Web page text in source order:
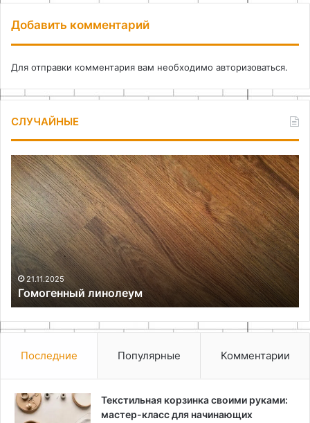
Добавить комментарий
Для отправки комментария вам необходимо авторизоваться.
СЛУЧАЙНЫЕ
Гомогенный
линолеум
21.11.2025
Гомогенный линолеум
1
из
Последние Популярные Комментарии
Текстильная корзинка своими руками:
мастер-класс для начинающих